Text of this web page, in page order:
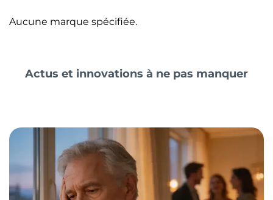
Aucune marque spécifiée.
Actus et innovations à ne pas manquer